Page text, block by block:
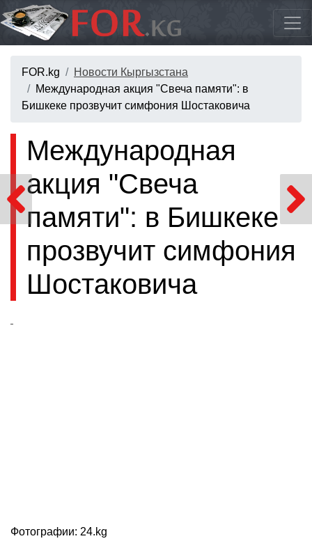
FOR.kg
Новости Кыргызстана
Международная акция "Свеча памяти": в
Бишкеке прозвучит симфония Шостаковича
Международная
акция "Свеча
памяти": в Бишкеке
прозвучит симфония
Шостаковича
Фотографии: 24.kg